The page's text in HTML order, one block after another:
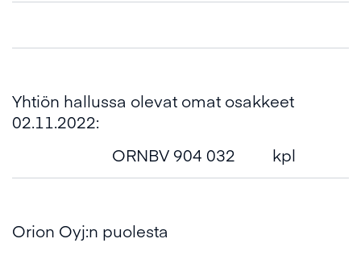
Yhtiön hallussa olevat omat osakkeet
02.11.2022:
ORNBV 904 032
kpl
Orion Oyj:n puolesta